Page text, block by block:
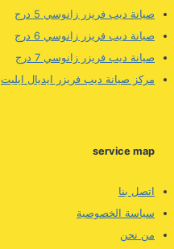
صيانة ديب فريزر زانوسي 5 درج
صيانة ديب فريزر زانوسي 6 درج
صيانة ديب فريزر زانوسي 7 درج
مركز صيانة ديب فريزر ايديال ايليت
service map
اتصل بنا
سياسة الخصوصية
من نحن